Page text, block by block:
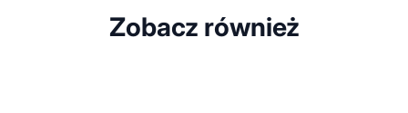
Zobacz również